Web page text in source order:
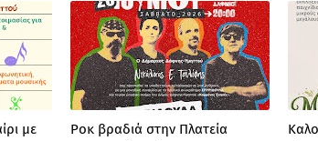
με
Ροκ βραδιά στην Πλατεία